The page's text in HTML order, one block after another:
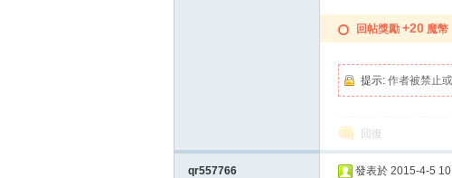
回帖獎勵 +20 魔幣
提示: 作者被禁止
回復
qr557766 發表於 2015-4-5